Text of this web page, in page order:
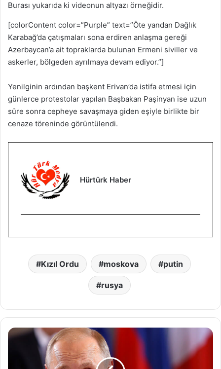
Burası yukarıda ki videonun altyazı örneğidir.
[colorContent color=”Purple” text=”Öte yandan Dağlık
Karabağ’da çatışmaları sona erdiren anlaşma gereği
Azerbaycan’a ait topraklarda bulunan Ermeni siviller ve
askerler, bölgeden ayrılmaya devam ediyor.”]
Yenilginin ardından başkent Erivan’da istifa etmesi için
günlerce protestolar yapılan Başbakan Paşinyan ise uzun
süre sonra cepheye savaşmaya giden eşiyle birlikte bir
cenaze töreninde görüntülendi.
Hürtürk Haber
Kızıl Ordu moskova putin
rusya
Putin'den
Ermenistan'ı